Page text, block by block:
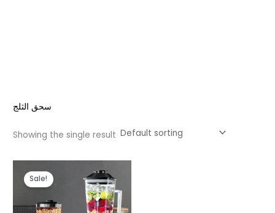
سحق الثلج
Showing the single result
Sale!
د.م. 399,99.
price
is: